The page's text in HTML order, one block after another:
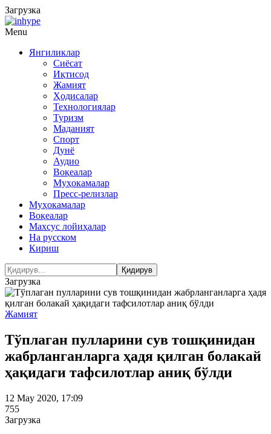
Загрузка
Menu
Янгиликлар
Сиёсат
Иқтисод
Жамият
Ҳодисалар
Технологиялар
Туризм
Маданият
Спорт
Дунё
Аудио
Воқеалар
Муҳокамалар
Пресс-релизлар
Муҳокамалар
Воқеалар
Махсус лойиҳалар
На русском
Кириш
Загрузка
Жамият
Тўплаган пулларини сув тошқинидан
жабрланганларга ҳадя қилган болакай
ҳақидаги тафсилотлар аниқ бўлди
12 May 2020, 17:09
755
Загрузка